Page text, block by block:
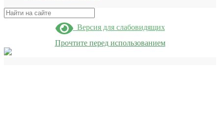
Поиск
Версия для слабовидящих
Прочтите перед использованием